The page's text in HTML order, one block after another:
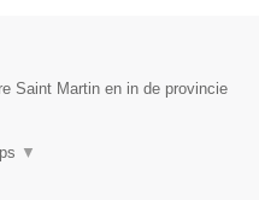
Saint Martin en in de provincie
▼